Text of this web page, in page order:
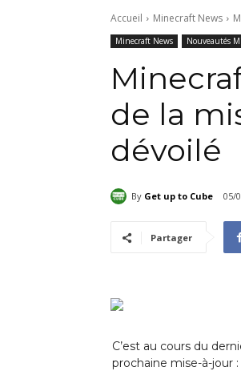
Accueil Minecraft News
Minecraft News Nouveautés
de la
dévoilé
By Get up to Cube 05/
Partager
C’est au cours du
prochaine mise-à-jour :